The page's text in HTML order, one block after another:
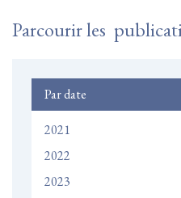
Parcourir les
Par date
2021
2022
2023